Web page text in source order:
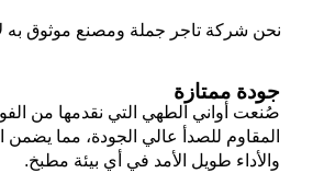
نحن شركة تاجر جملة ومصنع موثوق به
جودة ممتازة
صُنعت أواني الطهي التي نقدمها من
المقاوم للصدأ عالي الجودة، مما يضمن
والأداء طويل الأمد في أي بيئة مطبخ.